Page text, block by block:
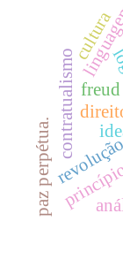
contratualismo
paz perpétua.
cultura
freud